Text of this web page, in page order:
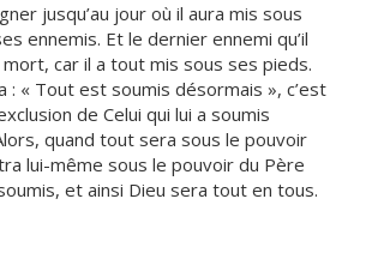
jusqu’au jour où il aura mis sous
ennemis. Et le dernier ennemi qu’il
mort, car il a tout mis sous ses pieds.
: « Tout est soumis désormais », c’est
de Celui qui lui a soumis
quand tout sera sous le pouvoir
lui-même sous le pouvoir du Père
et ainsi Dieu sera tout en tous.